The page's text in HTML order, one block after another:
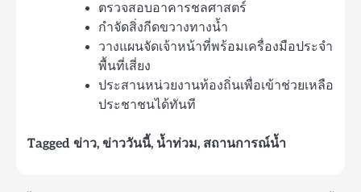
ตรวจสอบอาคารชลศาสตร์
กำจัดสิ่งกีดขวางทางน้ำ
วางแผนจัดเจ้าหน้าที่พร้อมเครื่องมือประจำ
พื้นที่เสี่ยง
ประสานหน่วยงานท้องถิ่นเพื่อเข้าช่วยเหลือ
ประชาชนได้ทันที
Tagged ข่าว, ข่าววันนี้, น้ำท่วม, สถานการณ์น้ำ